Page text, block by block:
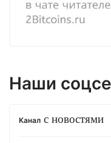
Наши
Канал с новостями